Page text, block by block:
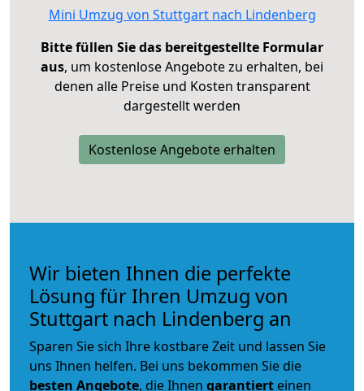
Mini Umzug von Stuttgart nach Lindenberg
Bitte füllen Sie das bereitgestellte Formular
aus, um kostenlose Angebote zu erhalten, bei
denen alle Preise und Kosten transparent
dargestellt werden
Kostenlose Angebote erhalten
Wir bieten Ihnen die perfekte
Lösung für Ihren Umzug von
Stuttgart nach Lindenberg an
Sparen Sie sich Ihre kostbare Zeit und lassen Sie
uns Ihnen helfen. Bei uns bekommen Sie die
besten Angebote, die Ihnen garantiert einen